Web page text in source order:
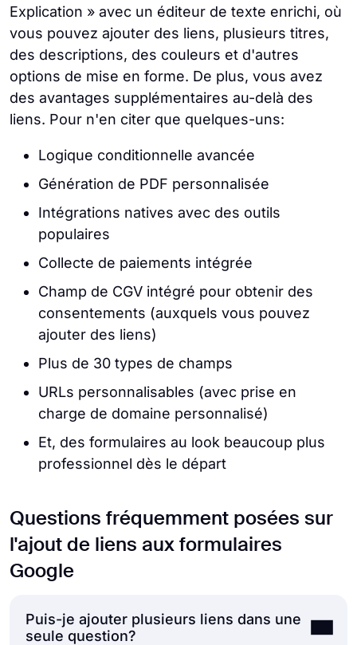
Explication » avec un éditeur de texte enrichi, où
vous pouvez ajouter des liens, plusieurs titres,
des descriptions, des couleurs et d'autres
options de mise en forme. De plus, vous avez
des avantages supplémentaires au-delà des
liens. Pour n'en citer que quelques-uns:
Logique conditionnelle avancée
Génération de PDF personnalisée
Intégrations natives avec des outils
populaires
Collecte de paiements intégrée
Champ de CGV intégré pour obtenir des
consentements (auxquels vous pouvez
ajouter des liens)
Plus de 30 types de champs
URLs personnalisables (avec prise en
charge de domaine personnalisé)
Et, des formulaires au look beaucoup plus
professionnel dès le départ
Questions fréquemment posées sur
l'ajout de liens aux formulaires
Google
Puis-je ajouter plusieurs liens dans une
seule question?